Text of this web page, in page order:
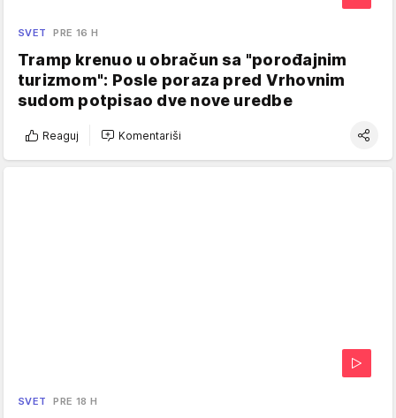
SVET PRE 16 H
Tramp krenuo u obračun sa "porođajnim
turizmom": Posle poraza pred Vrhovnim
sudom potpisao dve nove uredbe
Reaguj Komentariši
SVET PRE 18 H